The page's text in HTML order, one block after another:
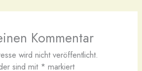
Kommentar
wird nicht veröffentlicht.
sind mit * markiert